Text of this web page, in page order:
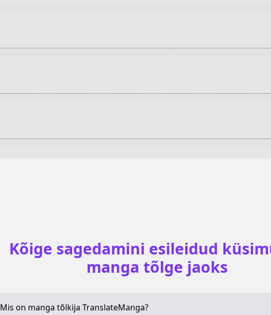
Kõige sagedamini esileidud
manga tõlge jaoks
Mis on manga tõlkija TranslateManga?